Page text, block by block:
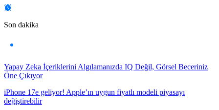
Son dakika
Yapay Zeka İçeriklerini Algılamanızda IQ Değil, Görsel Beceriniz
Öne Çıkıyor
iPhone 17e geliyor! Apple’ın uygun fiyatlı modeli piyasayı
değiştirebilir